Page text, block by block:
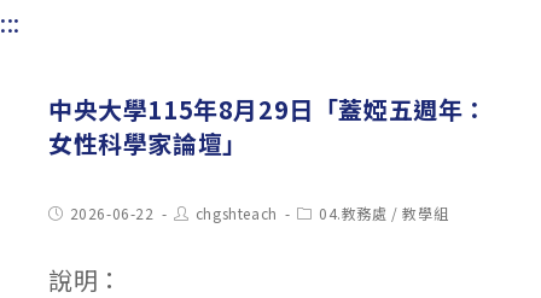
:::
中央大學115年8月29日「蓋婭五週年：
女性科學家論壇」
Post2026-06-22
Post
author:
chgshteach
Post04.教務處 / 教學組
說明：